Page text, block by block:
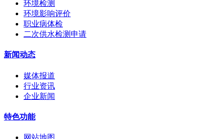
环境检测
环境影响评价
职业病体检
二次供水检测申请
新闻动态
媒体报道
行业资讯
企业新闻
特色功能